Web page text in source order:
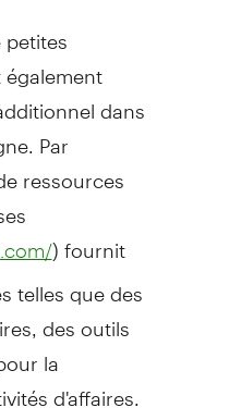
dans
Par
ressources
) fournit
telles que des
des outils
la
d'affaires.